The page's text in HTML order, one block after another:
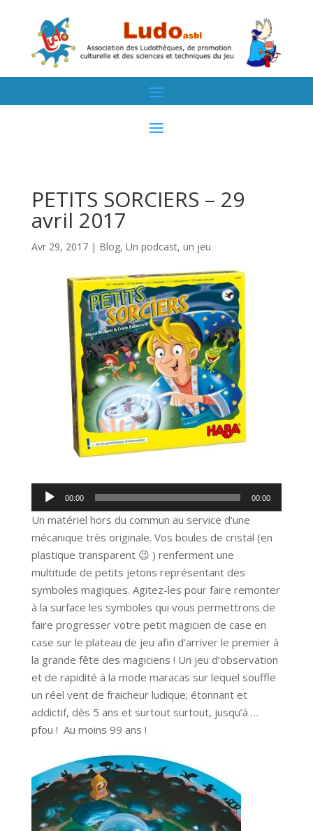
PETITS SORCIERS – 29
avril 2017
Avr 29, 2017| Blog, Un podcast, un jeu
Lecteur
audio
00:00 00:00
Un matériel hors du commun au service d’une
mécanique très originale. Vos boules de cristal (en
plastique transparent 😉 ) renferment une
multitude de petits jetons représentant des
symboles magiques. Agitez-les pour faire remonter
à la surface les symboles qui vous permettrons de
faire progresser votre petit magicien de case en
case sur le plateau de jeu afin d’arriver le premier à
la grande fête des magiciens ! Un jeu d’observation
et de rapidité à la mode maracas sur lequel souffle
un réel vent de fraicheur ludique; étonnant et
addictif, dès 5 ans et surtout surtout, jusqu’à …
pfou ! Au moins 99 ans !